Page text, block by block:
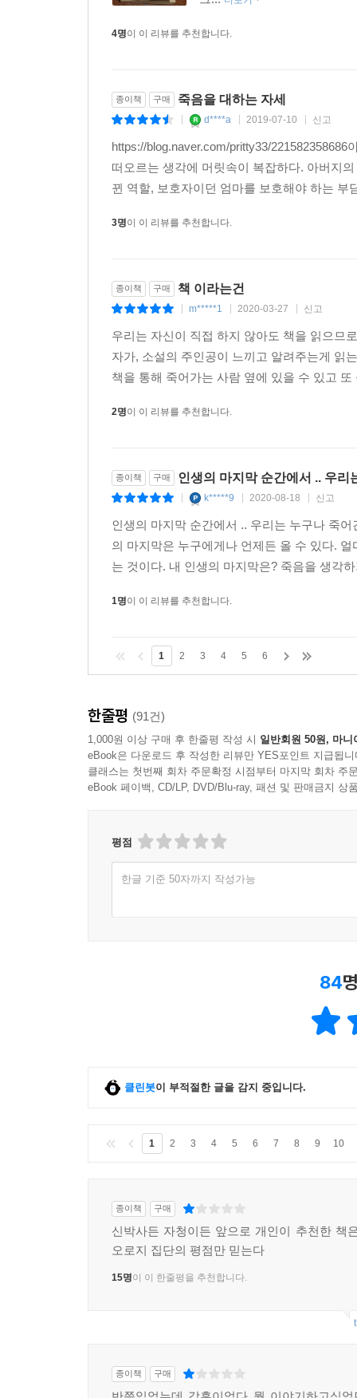
4명이 이 리뷰를 추천합니다.
종이책 구매 죽음을 대하는 자세
d****a 2019-07-10 신고
https://blog.naver.com/pritty33/
떠오르는 생각에 머릿속이 복잡하다. 아버지
뀐 역할, 보호자이던 엄마를 보호해야 하는
3명이 이 리뷰를 추천합니다.
종이책 구매 책 이라는건
m*****1 2020-03-27 신고
우리는 자신이 직접 하지 않아도 책을 읽으므
자가, 소설의 주인공이 느끼고 알려주는게 읽
책을 통해 죽어가는 사람 옆에 있을 수 있고
2명이 이 리뷰를 추천합니다.
종이책 구매 인생의 마지막 순간에서 .. 우리
k*****9 2020-08-18 신고
인생의 마지막 순간에서 .. 우리는 누구나 죽
의 마지막은 누구에게나 언제든 올 수 있다.
는 것이다. 내 인생의 마지막은? 죽음을 생각
1명이 이 리뷰를 추천합니다.
1 2 3 4 5 6
한줄평 (91건)
1,000원 이상 구매 후 한줄평 작성 시 일반회원 50원, 마니
eBook은 다운로드 후 작성한 리뷰만 YES포인트 지급됩니
클래스는 첫번째 회차 주문확정 시점부터 마지막 회차 주
eBook 페이백, CD/LP, DVD/Blu-ray, 패션 및 판매금지 상
평점
한글 기준 50자까지 작성가능
84
클린봇이 부적절한 글을 감지 중입니다.
1 2 3 4 5 6 7 8 9 10
종이책 구매
신박사든 자청이든 앞으로 개인이 추천한 책
오로지 집단의 평점만 믿는다
15명이 이 한줄평을 추천합니다.
종이책 구매